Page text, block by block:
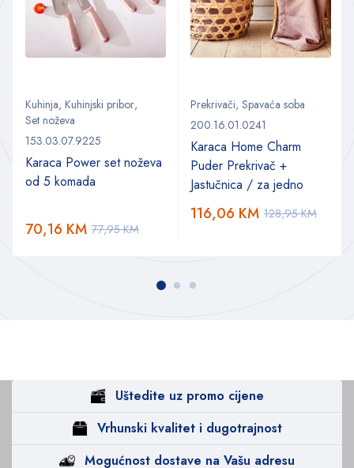
Kuhinja, Kuhinjski pribor,
Set noževa
153.03.07.9225
Karaca Power set noževa
od 5 komada
77,95KM
70,16 KM
Prekrivači, Spavaća soba
200.16.01.0241
Karaca Home Charm
Puder Prekrivač +
Jastučnica / za jedno
128,95KM
116,06 KM
Uštedite uz promo cijene
Vrhunski kvalitet i dugotrajnost
Mogućnost dostave na Vašu adresu